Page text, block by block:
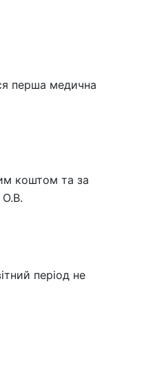
перша медична
коштом та за
О.В.
період не